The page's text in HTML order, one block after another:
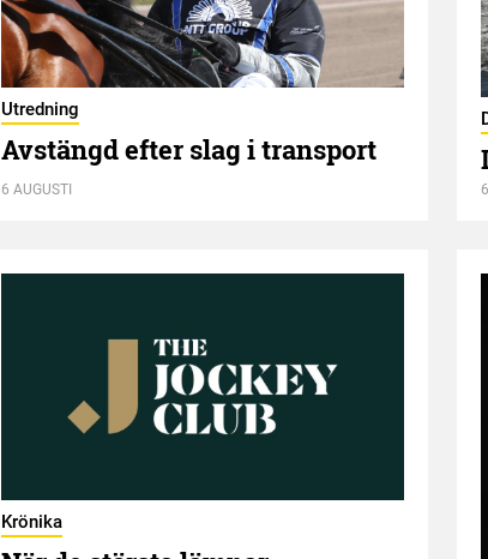
Utredning
Avstängd efter slag i transport
6 AUGUSTI
Krönika